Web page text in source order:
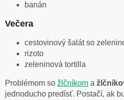
banán
Večera
cestovinový šalát so
rizoto
zeleninová tortilla
Problémom so žlčníkom a
jednoducho predísť. Postačí, ak